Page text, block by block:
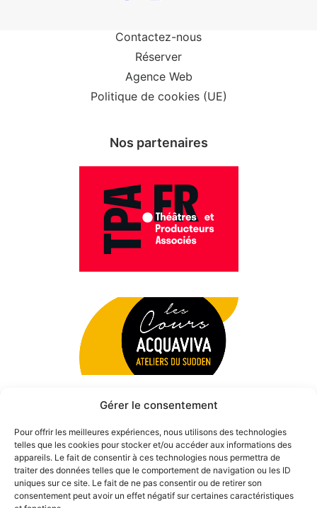
Gérer le consentement
Pour offrir les meilleures expériences, nous utilisons des technologies
telles que les cookies pour stocker et/ou accéder aux informations des
appareils. Le fait de consentir à ces technologies nous permettra de
traiter des données telles que le comportement de navigation ou les ID
uniques sur ce site. Le fait de ne pas consentir ou de retirer son
consentement peut avoir un effet négatif sur certaines caractéristiques
Contactez-nous
Réserver
Agence Web
Politique de cookies (UE)
Nos partenaires